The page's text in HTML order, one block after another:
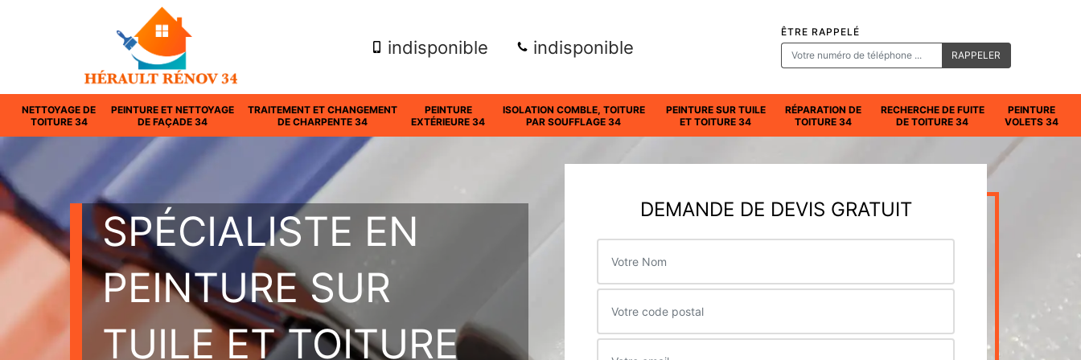
indisponible indisponible
ÊTRE RAPPELÉ
NETTOYAGE DE
TOITURE 34
PEINTURE ET NETTOYAGE
DE FAÇADE 34
TRAITEMENT ET CHANGEMENT
DE CHARPENTE 34
PEINTURE
EXTÉRIEURE 34
ISOLATION COMBLE, TOITURE
PAR SOUFFLAGE 34
PEINTURE SUR TUILE
ET TOITURE 34
RÉPARATION DE
TOITURE 34
RECHERCHE DE FUITE
DE TOITURE 34
PEINTURE
VOLETS 34
SPÉCIALISTE EN
PEINTURE SUR
TUILE ET TOITURE
DEMANDE DE DEVIS GRATUIT